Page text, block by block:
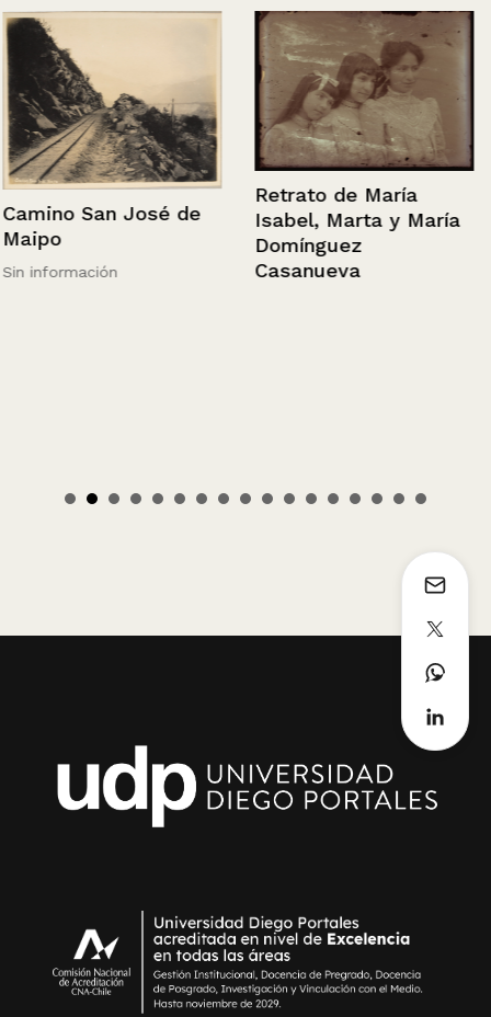
Camino San José de
Maipo
Sin información
Retrato de María
Isabel, Marta y María
Domínguez
Casanueva